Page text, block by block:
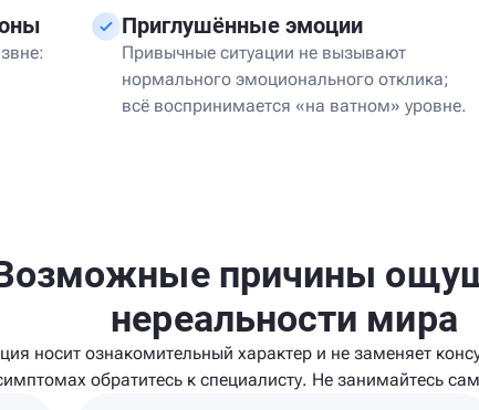
Приглушённые эмоции
Привычные ситуации не вызывают
нормального эмоционального отклика;
всё воспринимается «на ватном» уровне.
причины
нереальности мира
носит ознакомительный характер и не заменяет
обратитесь к специалисту. Не занимайтесь